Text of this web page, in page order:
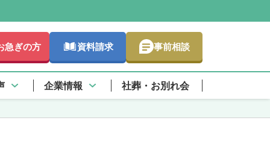
急ぎの方 資料請求 事前相談
企業情報 社葬・お別れ会
さらに詳しく